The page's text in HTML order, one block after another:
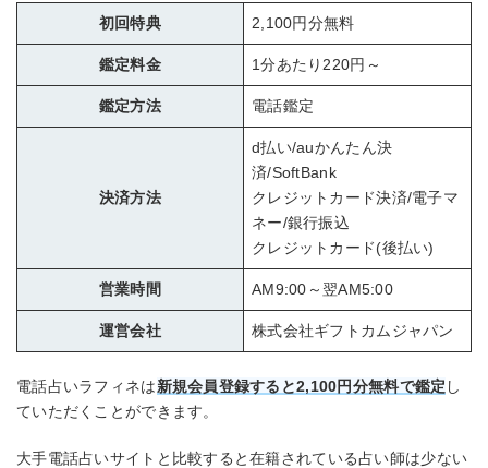
初回特典 2,100円分無料
鑑定料金 1分あたり220円～
鑑定方法 電話鑑定
決済方法
d払い/auかんたん決
済/SoftBank
クレジットカード決済/電子マ
ネー/銀行振込
クレジットカード(後払い)
営業時間 AM9:00～翌AM5:00
運営会社 株式会社ギフトカムジャパン
電話占いラフィネは新規会員登録すると2,100円分無料で鑑定 し
ていただくことができます。
大手電話占いサイトと比較すると在籍されている占い師は少ない